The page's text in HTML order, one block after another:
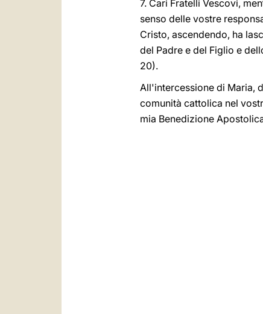
7. Cari Fratelli Vescovi,
senso delle vostre
Cristo, ascendendo, ha
del Padre e del Figlio e
20).
All'intercessione di Maria,
comunità cattolica nel
mia Benedizione